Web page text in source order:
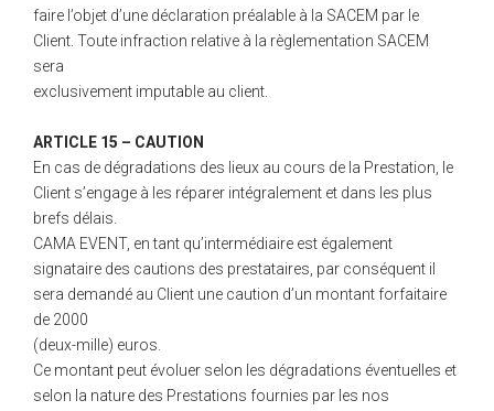
faire l’objet d’une déclaration préalable à la SACEM par le
Client. Toute infraction relative à la règlementation SACEM
sera
exclusivement imputable au client.
ARTICLE 15 – CAUTION
En cas de dégradations des lieux au cours de la Prestation, le
Client s’engage à les réparer intégralement et dans les plus
brefs délais.
CAMA EVENT, en tant qu’intermédiaire est également
signataire des cautions des prestataires, par conséquent il
sera demandé au Client une caution d’un montant forfaitaire
de 2000
(deux-mille) euros.
Ce montant peut évoluer selon les dégradations éventuelles et
selon la nature des Prestations fournies par les nos